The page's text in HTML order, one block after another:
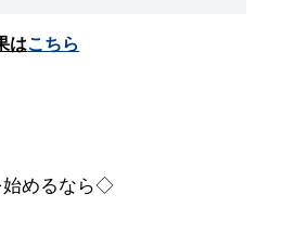
はこちら
めるなら◇